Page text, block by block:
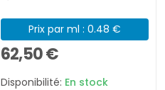
Prix par ml : 0.48 €
62,50 €
Disponibilité: En stock